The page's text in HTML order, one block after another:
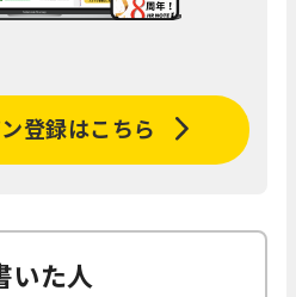
登録はこちら
いた人